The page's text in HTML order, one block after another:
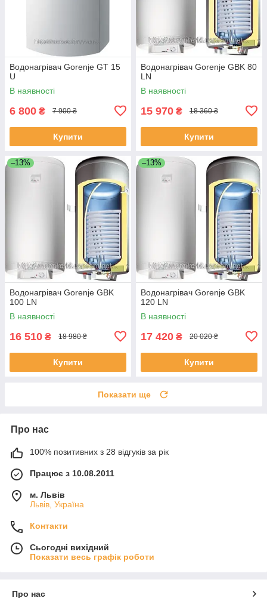
Водонагрівач Gorenje GT 15
U
В наявності
6 800 ₴ 7 900 ₴
Купити
Водонагрівач Gorenje GBK 80
LN
В наявності
15 970 ₴ 18 360 ₴
Купити
–13%
Водонагрівач Gorenje GBK
100 LN
В наявності
16 510 ₴ 18 980 ₴
Купити
–13%
Водонагрівач Gorenje GBK
120 LN
В наявності
17 420 ₴ 20 020 ₴
Купити
Показати ще
Про нас
100% позитивних з 28 відгуків за рік
Працює з 10.08.2011
м. Львів
Львів, Україна
Контакти
Сьогодні вихідний
Показати весь графік роботи
Про нас